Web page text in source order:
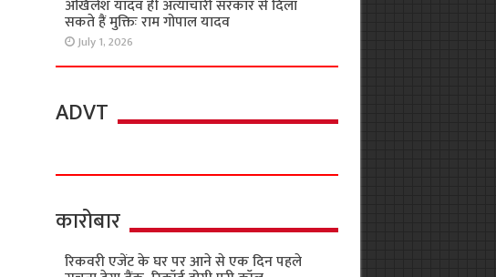
अखिलेश यादव ही अत्याचारी सरकार से दिला
सकते हैं मुक्तिः राम गोपाल यादव
July 1, 2026
ADVT
कारोबार
रिकवरी एजेंट के घर पर आने से एक दिन पहले